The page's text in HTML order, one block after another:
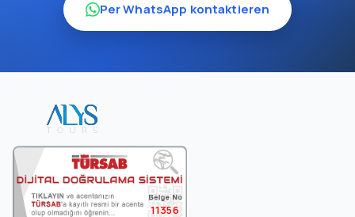
Per WhatsApp kontaktieren
11356